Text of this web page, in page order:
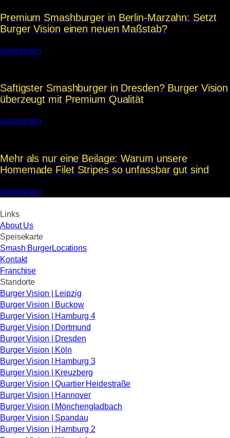
Premium Smashburger in Berlin-Marzahn: Setzt
Burger Vision einen neuen Maßstab?
weiterlesen
Saftigster Smashburger in Dresden? Burger Vision
überzeugt mit Premium Qualität
weiterlesen
Mehr als nur eine Beilage: Warum unsere
Homemade Filet Stripes so unfassbar gut sind
weiterlesen
Links
About Us
Speisekarte
Smash BurgerLocations
Kontakt
Franchise
Standorte
Burger Vision | Leipzig
Burger Vision | Buckow
Burger Vision | Hamburg 4
Burger Vision | Dortmund
Burger Vision | Dresden
Burger Vision | Köln
Burger Vision | Hamburg 3
Burger Vision | Kreuzberg
Burger Vision | Quartier Heidestraße
Burger Vision | Hannover
Burger Vision | Mönchengladbach
Burger Vision | Spandau
Burger Vision | Hamburg 2